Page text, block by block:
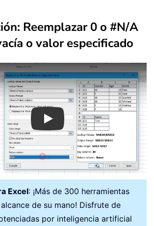
Reemplazar 0 o #N/A
o valor especificado
Play
Excel: ¡Más de 300 herramientas
de su mano! Disfrute de
por inteligencia artificial